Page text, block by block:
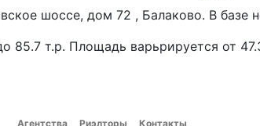
шоссе, дом 72 , Балаково. В базе
85.7 т.р. Площадь варьрируется от
Агентства Риэлторы Контакты